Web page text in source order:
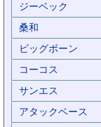
ジーベック
桑和
ビッグボーン
コーコス
サンエス
アタックベース